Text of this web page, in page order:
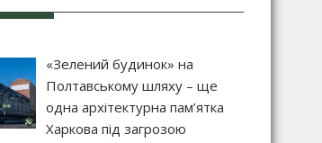
«Зелений будинок» на
Полтавському шляху – ще
одна архітектурна пам’ятка
Харкова під загрозою